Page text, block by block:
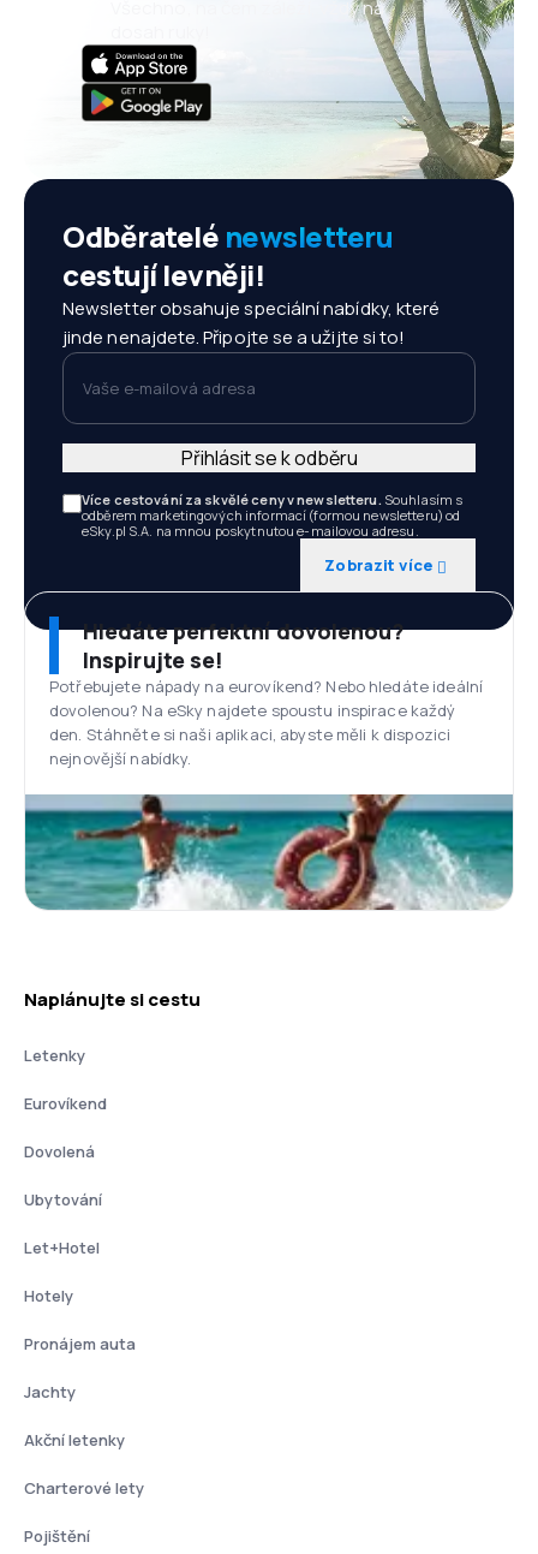
Všechno, na čem záleží, vždy na
Odběratelé newsletteru
cestují levněji!
Newsletter obsahuje speciální nabídky, které
jinde nenajdete. Připojte se a užijte si to!
Vaše e-mailová adresa
Více cestování za skvělé ceny v newsletteru. Souhlasím s
odběrem marketingových informací (formou newsletteru) od
eSky.pl S.A. na mnou poskytnutou e-mailovou adresu.
Zobrazit více
Přihlásit se k odběru
Hledáte perfektní dovolenou?
Inspirujte se!
Potřebujete nápady na eurovíkend? Nebo hledáte ideální
dovolenou? Na eSky najdete spoustu inspirace každý
den. Stáhněte si naši aplikaci, abyste měli k dispozici
nejnovější nabídky.
Naplánujte si cestu
Letenky
Eurovíkend
Dovolená
Ubytování
Let+Hotel
Hotely
Pronájem auta
Jachty
Akční letenky
Charterové lety
Pojištění